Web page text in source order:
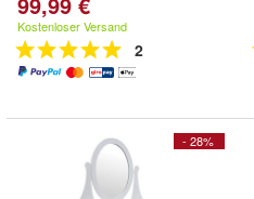
Kostenloser Versand
2
- 28%